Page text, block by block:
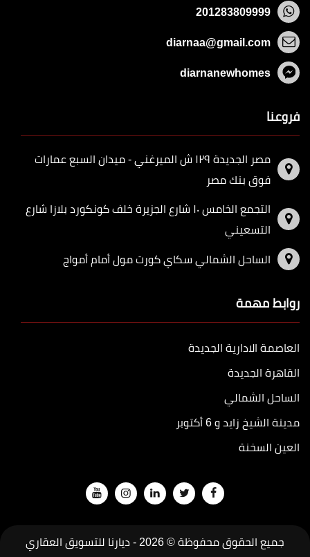
201283809999
diarnaa@gmail.com
diarnanewhomes
فروعنا
مصر الجديدة ١٢٩ ش الميرغني - ميدان السبع عمارات
فوق بنك مصر
التجمع الخامس ١٠ شارع الجزيرة خلف كونكورد بلازا شارع
التسعيني
الساحل الشمالي سكاي كورت مول أمام أمواج
روابط مهمة
العاصمة الادارية الجديدة
القاهرة الجديدة
الساحل الشمالي
مدينة الشيخ زايد و 6 أكتوبر
العين السخنة
جميع الحقوق محفوظة © 2026 - ديارنا للتسويق العقاري